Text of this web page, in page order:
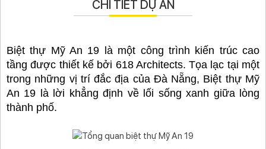
CHI TIẾT DỰ ÁN
Biệt thự Mỹ An 19 là một công trình kiến trúc cao
tầng được thiết kế bởi 618 Architects. Tọa lạc tại một
trong những vị trí đắc địa của Đà Nẵng, Biệt thự Mỹ
An 19 là lời khẳng định về lối sống xanh giữa lòng
thành phố.